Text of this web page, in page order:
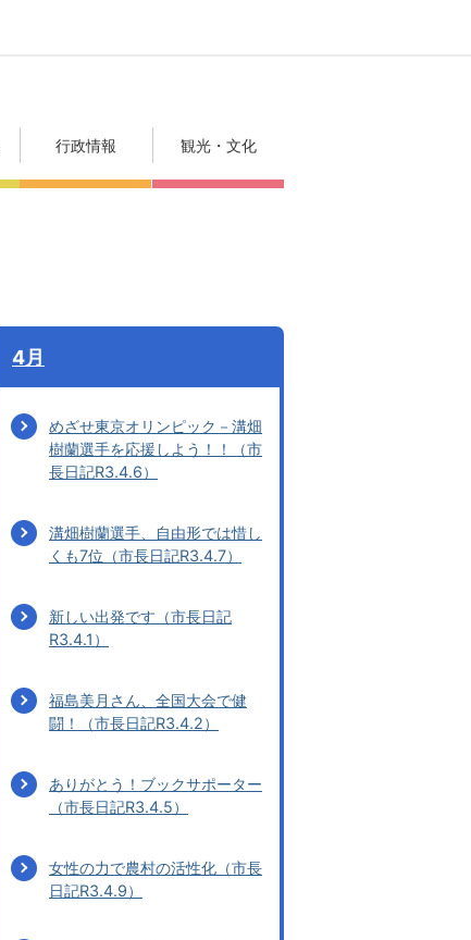
行政情報 観光・文化
4月
めざせ東京オリンピック－溝畑
樹蘭選手を応援しよう！！（市
長日記R3.4.6）
溝畑樹蘭選手、自由形では惜し
くも7位（市長日記R3.4.7）
新しい出発です（市長日記
R3.4.1）
福島美月さん、全国大会で健
闘！（市長日記R3.4.2）
ありがとう！ブックサポーター
（市長日記R3.4.5）
女性の力で農村の活性化（市長
日記R3.4.9）